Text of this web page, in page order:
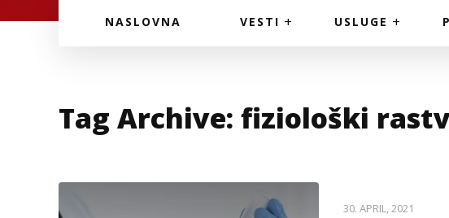
NASLOVNA VESTI USLUGE
Tag Archive: fiziološki
30. APRIL, 2021